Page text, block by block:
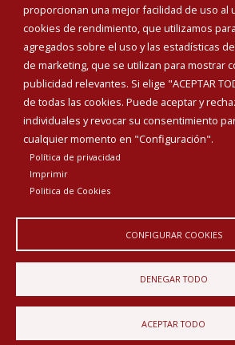
proporcionan una mejor facilidad de uso al
cookies de rendimiento, que utilizamos
agregados sobre el uso y las estadísticas
de marketing, que se utilizan para mostrar
publicidad relevantes. Si elige "ACEPTAR
de todas las cookies. Puede aceptar y
individuales y revocar su consentimiento
cualquier momento en "Configuración".
Política de privacidad
Imprimir
Politica de Cookies
CONFIGURAR COOKIES
DENEGAR TODO
ACEPTAR TODO
INICIAR SESIÓN
MAPA WEB
Diputación de Burgos